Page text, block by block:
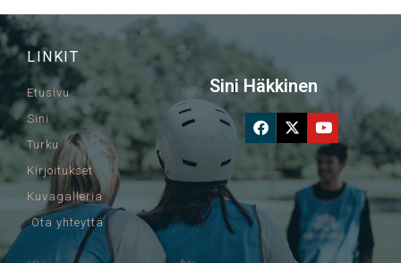
LINKIT
Etusivu
Sini
Turku
Kirjoitukset
Kuvagalleria
Ota yhteyttä
Sini Häkkinen